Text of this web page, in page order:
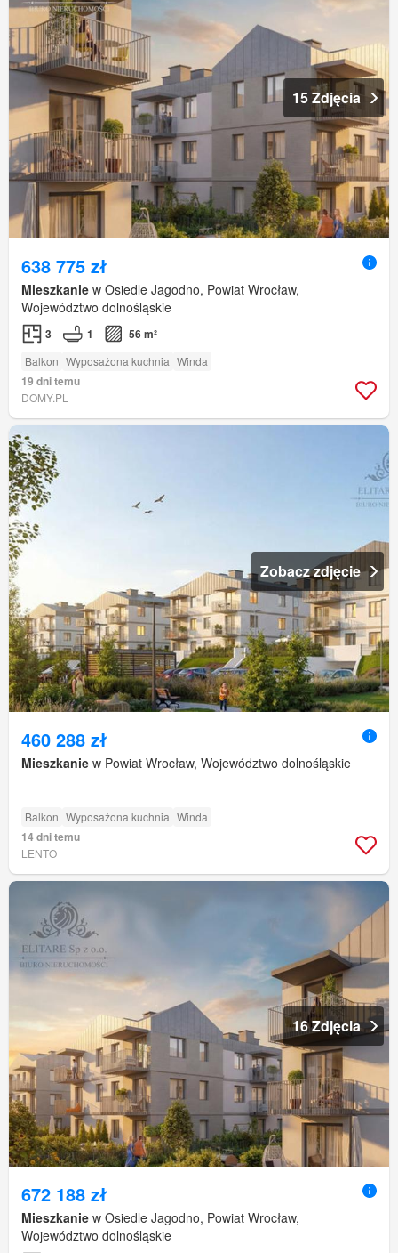
15 Zdjęcia
638 775 zł
Mieszkanie w Osiedle Jagodno, Powiat Wrocław,
Województwo dolnośląskie
3 1 56 m²
Balkon Wyposażona kuchnia Winda
19 dni temu
DOMY.PL
Zobacz zdjęcie
460 288 zł
Mieszkanie w Powiat Wrocław, Województwo dolnośląskie
Balkon Wyposażona kuchnia Winda
14 dni temu
LENTO
16 Zdjęcia
672 188 zł
Mieszkanie w Osiedle Jagodno, Powiat Wrocław,
Województwo dolnośląskie